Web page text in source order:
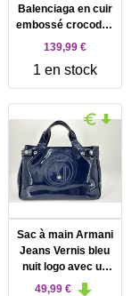
Balenciaga en cuir
embossé crocodile
vert avec logo BB
70
139,99 €
1 en stock
Sac à main Armani
Jeans Vernis bleu
nuit logo avec un
strass incrusté
49,99 €